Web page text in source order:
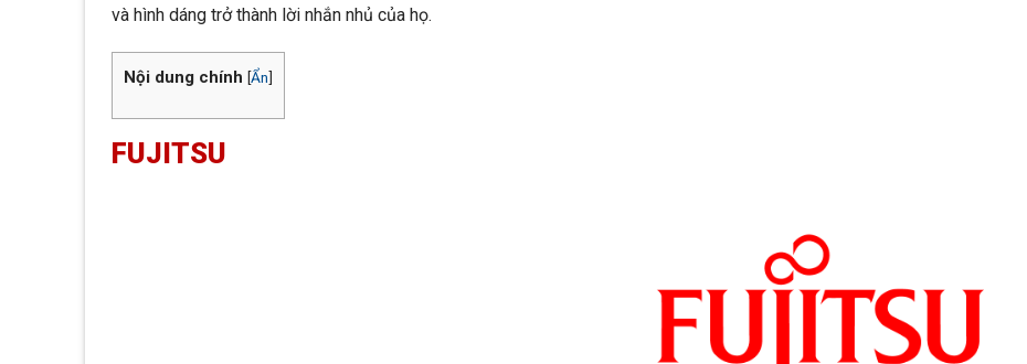
và hình dáng trở thành lời nhắn nhủ của họ.
Nội dung chính [Ẩn]
FUJITSU